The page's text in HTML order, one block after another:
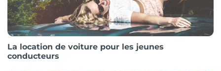
La location de voiture pour les jeunes
conducteurs